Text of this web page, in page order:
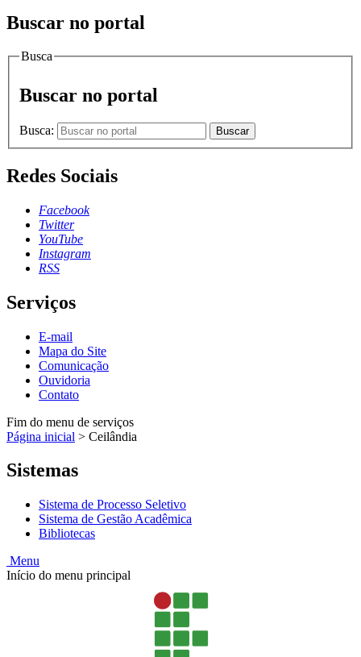
Buscar no portal
Busca
Buscar no portal
Busca: Buscar
Redes Sociais
Facebook
Twitter
YouTube
Instagram
RSS
Serviços
E-mail
Mapa do Site
Comunicação
Ouvidoria
Contato
Fim do menu de serviços
Página inicial > Ceilândia
Sistemas
Sistema de Processo Seletivo
Sistema de Gestão Acadêmica
Bibliotecas
Menu
Início do menu principal